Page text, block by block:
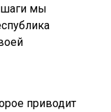
шаги мы
приводит